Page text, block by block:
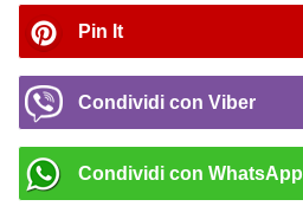
Pin It
Condividi con Viber
Condividi con WhatsApp